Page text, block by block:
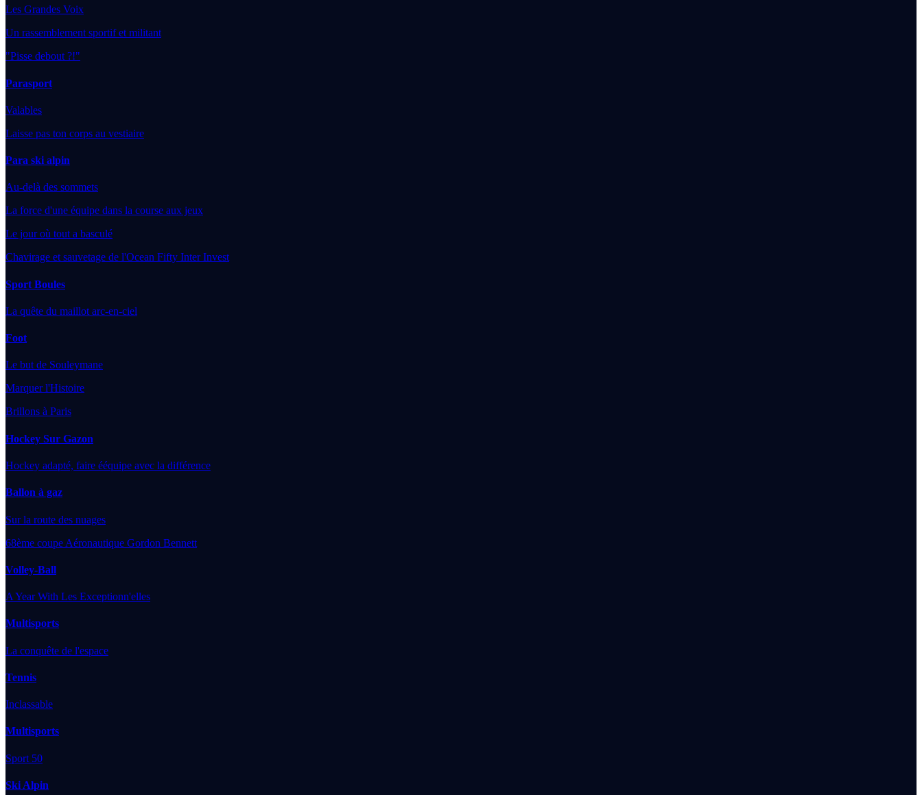
Les Grandes Voix
Un rassemblement sportif et militant
"Pisse debout ?!"
Parasport
Valables
Laisse pas ton corps au vestiaire
Para ski alpin
Au-delà des sommets
La force d'une équipe dans la course aux jeux
Le jour où tout a basculé
Chavirage et sauvetage de l'Ocean Fifty Inter Invest
Sport Boules
La quête du maillot arc-en-ciel
Foot
Le but de Souleymane
Marquer l'Histoire
Brillons à Paris
Hockey Sur Gazon
Hockey adapté, faire ééquipe avec la différence
Ballon à gaz
Sur la route des nuages
68ème coupe Aéronautique Gordon Bennett
Volley-Ball
A Year With Les Exceptionn'elles
Multisports
La conquête de l'espace
Tennis
Inclassable
Multisports
Sport 50
Ski Alpin